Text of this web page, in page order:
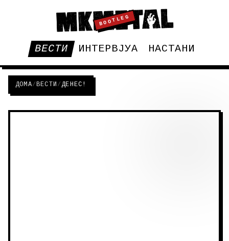
BOOTLEG
ВЕСТИ ИНТЕРВЈУА НАСТАНИ
ДОМА/ВЕСТИ /ДЕНЕС!